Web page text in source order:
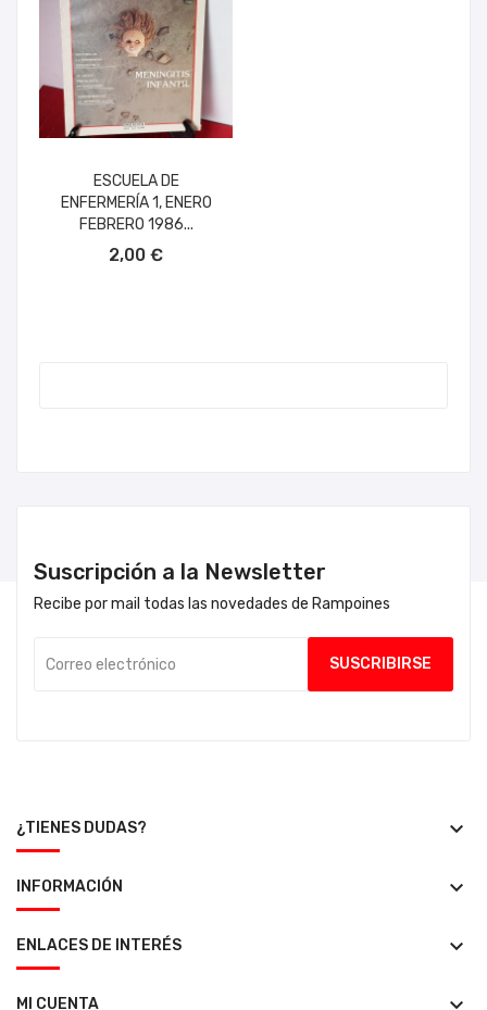
ESCUELA DE
ENFERMERÍA 1, ENERO
FEBRERO 1986...
2,00 €
Suscripción a la Newsletter
Recibe por mail todas las novedades de Rampoines
¿TIENES DUDAS? keyboard_arrow_down
INFORMACIÓN keyboard_arrow_down
ENLACES DE INTERÉS keyboard_arrow_down
MI CUENTA